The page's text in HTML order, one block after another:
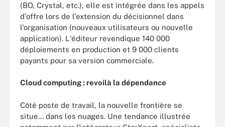
(BO, Crystal, etc.), elle est intégrée dans les appels
d'offre lors de l'extension du décisionnel dans
l'organisation (nouveaux utilisateurs ou nouvelle
application). L'éditeur revendique 140 000
déploiements en production et 9 000 clients
payants pour sa version commerciale.
Cloud computing : revoilà la dépendance
Côté poste de travail, la nouvelle frontière se
situe... dans les nuages. Une tendance illustrée